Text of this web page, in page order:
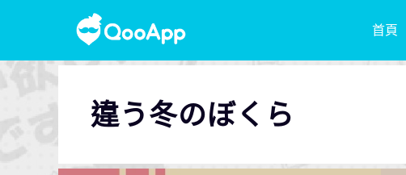
首頁
違う冬のぼくら